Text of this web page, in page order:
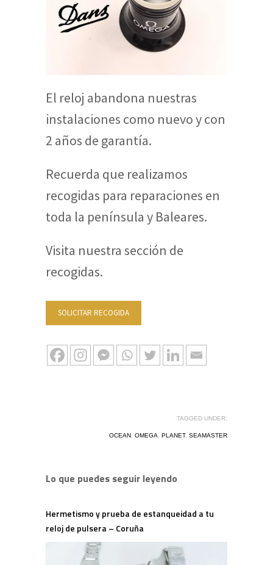
El reloj abandona nuestras
instalaciones como nuevo y con
2 años de garantía.
Recuerda que realizamos
recogidas para reparaciones en
toda la península y Baleares.
Visita nuestra sección de
recogidas.
SOLICITAR RECOGIDA
TAGGED UNDER:
OCEAN, OMEGA, PLANET, SEAMASTER
Lo que puedes seguir leyendo
Hermetismo y prueba de estanqueidad a tu
reloj de pulsera – Coruña